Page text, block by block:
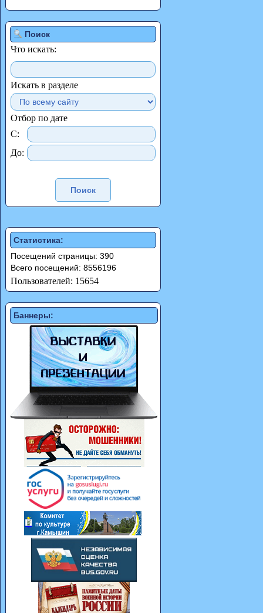
Поиск
Что искать:
Искать в разделе
Отбор по дате
С:
До:
Статистика:
Посещений страницы: 390
Всего посещений: 8556196
Пользователей: 15654
Баннеры: